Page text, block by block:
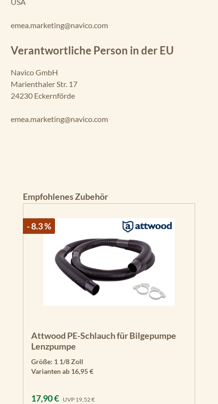
emea.marketing@navico.com
Verantwortliche Person in der EU
Navico GmbH
Marienthaler Str. 17
24230 Eckernförde
emea.marketing@navico.com
Produktgalerie überspringen
Empfohlenes Zubehör
- 8.3 %
Attwood PE-Schlauch für Bilgepumpe
Lenzpumpe
Größe: 1 1/8 Zoll
Varianten ab 16,95 €
Verkaufspreis:
17,90 € UVP Regulärer Preis:
19,52 €